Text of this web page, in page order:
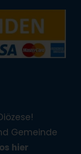
Gemeinde
hier